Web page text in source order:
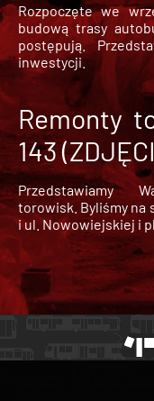
Rozpoczęte we
budową trasy
postępują.
inwestycji.
Remonty
143
Przedstawiamy
torowisk. Byliśmy na
i ul. Nowowiejskiej i